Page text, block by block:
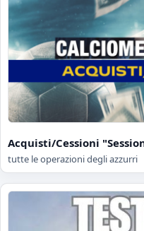
Acquisti/Cessioni
tutte le operazioni degli azzurri